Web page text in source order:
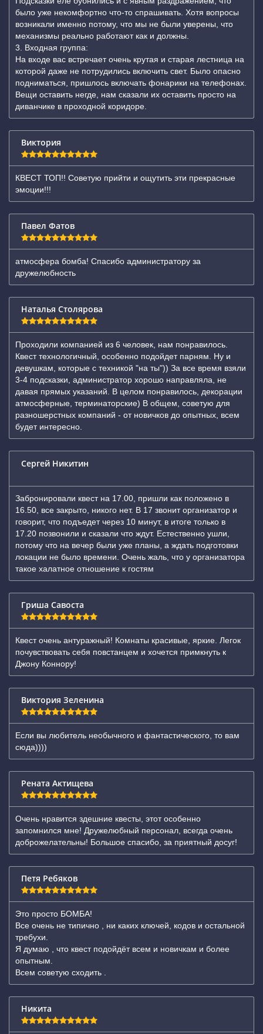
было уже некомфортно что-то спрашивать. Хотя вопросы
возникали именно потому, что мы не были уверены, что
механизмы реально работают как и должны.
3. Входная группа:
На входе вас встречает очень крутая и старая лестница на
которой даже не потрудились включить свет. Было опасно
подниматься, пришлось включать фонарики на телефонах.
Вещи оставить негде, нам сказали их оставить просто на
диванчике в проходной коридоре.
Виктория
КВЕСТ ТОП!! Советую прийти и ощутить эти прекрасные
эмоции!!!
Павел Фатов
атмосфера бомба! Спасибо администратору за
дружелюбность
Наталья Столярова
Проходили компанией из 6 человек, нам понравилось.
Квест технологичный, особенно подойдет парням. Ну и
девушкам, которые с техникой "на ты")) За все время взяли
3-4 подсказки, администратор хорошо направляла, не
давая прямых указаний. В целом понравилось, декорации
атмосферные, терминаторские) В общем, советую для
разношерстных компаний - от новичков до опытных, всем
будет интересно.
Сергей Никитин
Забронировали квест на 17.00, пришли как положено в
16.50, все закрыто, никого нет. В 17 звонит организатор и
говорит, что подъедет через 10 минут, в итоге только в
17.20 позвонили и сказали что ждут. Естественно ушли,
потому что на вечер были уже планы, а ждать подготовки
локации не было времени. Очень жаль, что у организатора
такое халатное отношение к гостям
Гриша Савоста
Квест очень антуражный! Комнаты красивые, яркие. Легок
почувствовать себя повстанцем и хочется примкнуть к
Джону Коннору!
Виктория Зеленина
Если вы любитель необычного и фантастического, то вам
сюда))))
Рената Актищева
Очень нравится здешние квесты, этот особенно
запомнился мне! Дружелюбный персонал, всегда очень
доброжелательны! Большое спасибо, за приятный досуг!
Петя Ребяков
Это просто БОМБА!
Все очень не типично , ни каких ключей, кодов и остальной
требухи.
Я думаю , что квест подойдёт всем и новичкам и более
опытным.
Всем советую сходить .
Никита